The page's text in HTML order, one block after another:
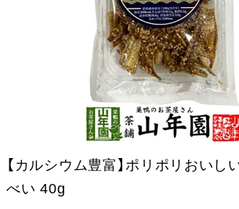
【カルシウム豊富】ポリポリおいし
べい 40g